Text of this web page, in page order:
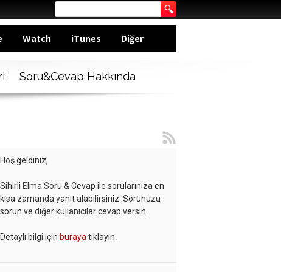
Watch iTunes Diğer
Soru&Cevap Hakkında
Hoş geldiniz,
Sihirli Elma Soru & Cevap ile sorularınıza en
kısa zamanda yanıt alabilirsiniz. Sorunuzu
sorun ve diğer kullanıcılar cevap versin.
Detaylı bilgi için buraya tıklayın.